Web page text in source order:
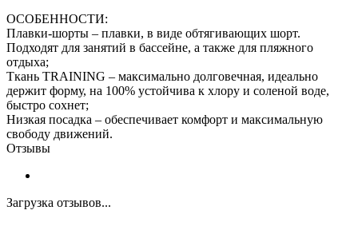
ОСОБЕННОСТИ:
Плавки-шорты – плавки, в виде обтягивающих шорт.
Подходят для занятий в бассейне, а также для пляжного
отдыха;
Ткань TRAINING – максимально долговечная, идеально
держит форму, на 100% устойчива к хлору и соленой воде,
быстро сохнет;
Низкая посадка – обеспечивает комфорт и максимальную
свободу движений.
Отзывы
Загрузка отзывов...